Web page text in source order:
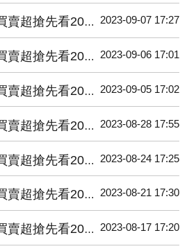
搶先看20230907 2023-09-07 17:27
搶先看20230906 2023-09-06 17:01
搶先看20230905 2023-09-05 17:02
搶先看20230828 2023-08-28 17:55
搶先看20230824 2023-08-24 17:25
搶先看20230821 2023-08-21 17:30
搶先看20230817 2023-08-17 17:20